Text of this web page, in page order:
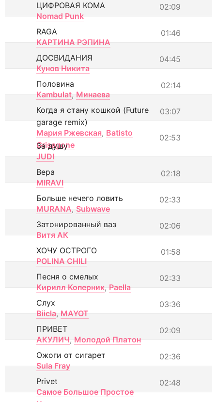
02:09
ЦИФРОВАЯ КОМА
Nomad Punk
01:46
RAGA
КАРТИНА РЭПИНА
04:45
ДОСВИДАНИЯ
Кунов Никита
02:14
Половина
Kambulat, Минаева
03:07
Когда я стану кошкой (Future
garage remix)
Мария Ржевская, Batisto
Grisagone
02:53
За душу
JUDI
02:18
Вера
MIRAVI
02:33
Больше нечего ловить
MURANA, Subwave
02:06
Затонированный ваз
Витя АК
01:58
ХОЧУ ОСТРОГО
POLINA CHILI
02:33
Песня о смелых
Кирилл Коперник, Paella
03:36
Слух
Biicla, MAYOT
02:09
ПРИВЕТ
АКУЛИЧ, Молодой Платон
02:36
Ожоги от сигарет
Sula Fray
02:48
Privet
Самое Большое Простое